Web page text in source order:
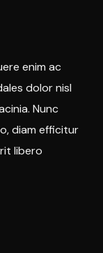
enim ac
dolor nisl
Nunc
diam efficitur
libero